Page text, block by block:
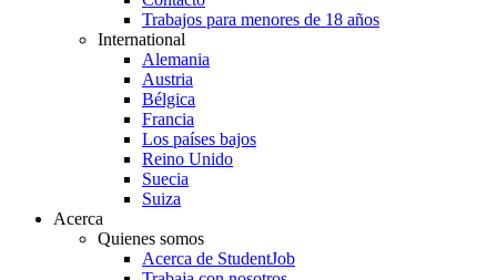
Trabajos para menores de 18 años
International
Alemania
Austria
Bélgica
Francia
Los países bajos
Reino Unido
Suecia
Suiza
Acerca
Quienes somos
Acerca de StudentJob